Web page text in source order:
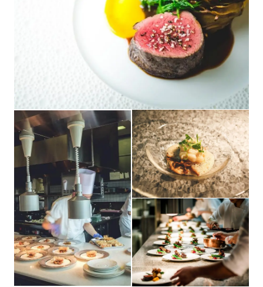
直結のホテルあり
直結のホテルにて案内可能
契約時にお内金20万円前払い（最終金額に充当）※婚礼
3日前までに全額お支払い
その他